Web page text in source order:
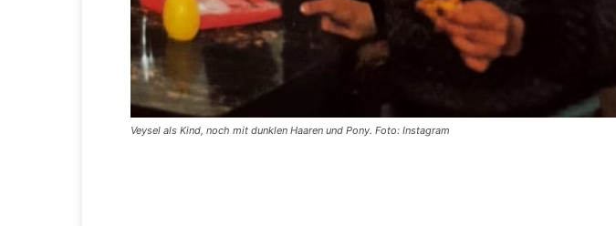
Veysel als Kind, noch mit dunklen Haaren und Pony. Foto: Instagram